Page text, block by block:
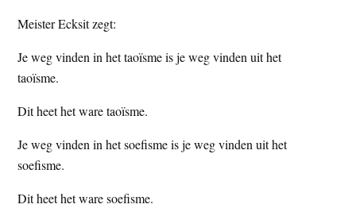
i
t
Meister Ecksit zegt:
Je weg vinden in het taoïsme is je weg vinden uit het
taoïsme.
Dit heet het ware taoïsme.
Je weg vinden in het soefisme is je weg vinden uit het
soefisme.
Dit heet het ware soefisme.